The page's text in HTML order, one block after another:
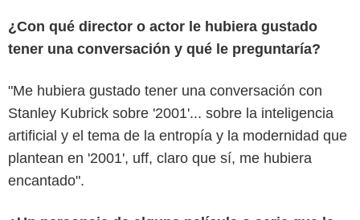
¿Con qué director o actor le hubiera gustado
tener una conversación y qué le preguntaría?
"Me hubiera gustado tener una conversación con
Stanley Kubrick sobre '2001'... sobre la inteligencia
artificial y el tema de la entropía y la modernidad que
plantean en '2001', uff, claro que sí, me hubiera
encantado".